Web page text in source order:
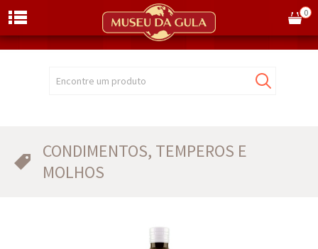
Encontre um produto
0
CONDIMENTOS, TEMPEROS E
MOLHOS